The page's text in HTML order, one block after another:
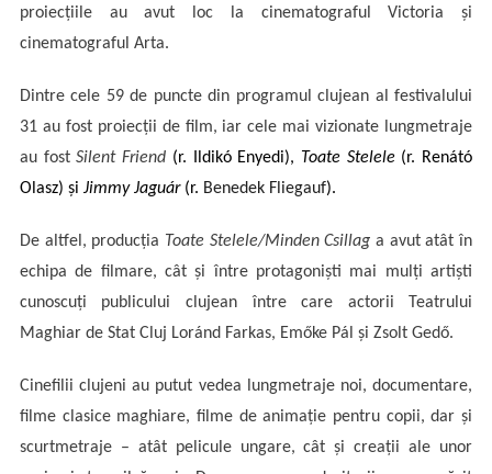
7.000
17
localități
la
proiecțiile au avut loc la cinematograful Victoria și
cinematograful Arta.
Dintre cele 59 de puncte din programul clujean al festivalului
31 au fost proiecții de film, iar cele mai vizionate lungmetraje
au fostSilent Friend (r. Ildikó Enyedi), Toate Stelele (r. Renátó
Olasz) și Jimmy Jaguár (r. Benedek Fliegauf).
De altfel, producția Toate Stelele/Minden Csillag a avut atât în
echipa de filmare, cât și între protagoniști mai mulți artiști
cunoscuți publicului clujean între care actorii Teatrului
Maghiar de Stat Cluj Loránd Farkas, Emőke Pál și Zsolt Gedő.
Cinefilii clujeni au putut vedea lungmetraje noi, documentare,
filme clasice maghiare, filme de animație pentru copii, dar și
scurtmetraje – atât pelicule ungare, cât și creații ale unor